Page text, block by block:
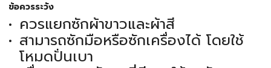
ข้อควรระวัง
ควรแยกซักผ้าขาวและผ้าสี
สามารถซักมือหรือซักเครื่องได้ โดยใช้
โหมดปั่นเบา